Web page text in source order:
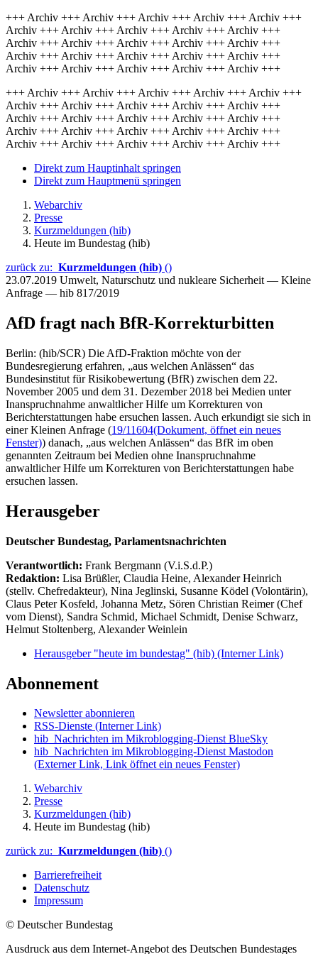
+++ Archiv +++ Archiv +++ Archiv +++ Archiv +++ Archiv +++
Archiv +++ Archiv +++ Archiv +++ Archiv +++ Archiv +++
Archiv +++ Archiv +++ Archiv +++ Archiv +++ Archiv +++
Archiv +++ Archiv +++ Archiv +++ Archiv +++ Archiv +++
Archiv +++ Archiv +++ Archiv +++ Archiv +++ Archiv +++
+++ Archiv +++ Archiv +++ Archiv +++ Archiv +++ Archiv +++
Archiv +++ Archiv +++ Archiv +++ Archiv +++ Archiv +++
Archiv +++ Archiv +++ Archiv +++ Archiv +++ Archiv +++
Archiv +++ Archiv +++ Archiv +++ Archiv +++ Archiv +++
Archiv +++ Archiv +++ Archiv +++ Archiv +++ Archiv +++
Direkt zum Hauptinhalt springen
Direkt zum Hauptmenü springen
Webarchiv
Presse
Kurzmeldungen (hib)
Heute im Bundestag (hib)
zurück zu: Kurzmeldungen (hib) ()
23.07.2019 Umwelt, Naturschutz und nukleare Sicherheit — Kleine
Anfrage — hib 817/2019
AfD fragt nach BfR-Korrekturbitten
Berlin: (hib/SCR) Die AfD-Fraktion möchte von der
Bundesregierung erfahren, „aus welchen Anlässen“ das
Bundesinstitut für Risikobewertung (BfR) zwischen dem 22.
November 2005 und dem 31. Dezember 2018 bei Medien unter
Inanspruchnahme anwaltlicher Hilfe um Korrekturen von
Berichterstattungen habe ersuchen lassen. Auch erkundigt sie sich in
einer Kleinen Anfrage (19/11604(Dokument, öffnet ein neues
Fenster)) danach, „aus welchen Anlässen“ das BfR im oben
genannten Zeitraum bei Medien ohne Inanspruchnahme
anwaltlicher Hilfe um Korrekturen von Berichterstattungen habe
ersuchen lassen.
Herausgeber
Deutscher Bundestag, Parlamentsnachrichten
Verantwortlich: Frank Bergmann (V.i.S.d.P.)
Redaktion: Lisa Brüßler, Claudia Heine, Alexander Heinrich
(stellv. Chefredakteur), Nina Jeglinski, Susanne Ködel (Volontärin),
Claus Peter Kosfeld, Johanna Metz, Sören Christian Reimer (Chef
vom Dienst), Sandra Schmid, Michael Schmidt, Denise Schwarz,
Helmut Stoltenberg, Alexander Weinlein
Herausgeber "heute im bundestag" (hib) (Interner Link)
Abonnement
Newsletter abonnieren
RSS-Dienste (Interner Link)
hib_Nachrichten im Mikroblogging-Dienst BlueSky
hib_Nachrichten im Mikroblogging-Dienst Mastodon
(Externer Link, Link öffnet ein neues Fenster)
Webarchiv
Presse
Kurzmeldungen (hib)
Heute im Bundestag (hib)
zurück zu: Kurzmeldungen (hib) ()
Barrierefreiheit
Datenschutz
Impressum
© Deutscher Bundestag
Ausdruck aus dem Internet-Angebot des Deutschen Bundestages